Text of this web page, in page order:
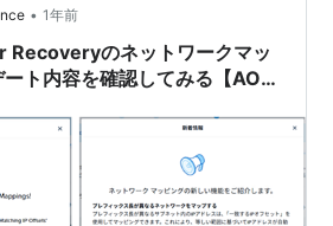
• 1年前
のネットワークマッ
ト内容を確認してみる【AOS